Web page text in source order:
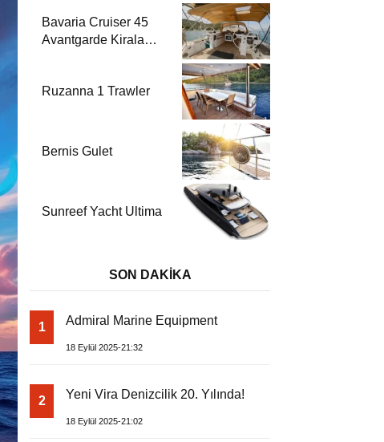
Bavaria Cruiser 45
Avantgarde Kiralama
Ruzanna 1 Trawler
Bernis Gulet
Sunreef Yacht Ultima
SON DAKİKA
1 Admiral Marine Equipment
18 Eylül 2025-21:32
2 Yeni Vira Denizcilik 20. Yılında!
18 Eylül 2025-21:02